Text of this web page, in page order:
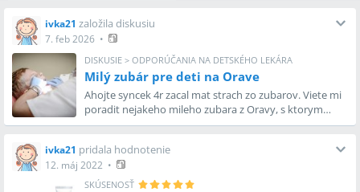
ivka21 založila diskusiu
7. feb 2026 •
DISKUSIE > ODPORÚČANIA NA DETSKÉHO LEKÁRA
Milý zubár pre deti na Orave
Ahojte syncek 4r zacal mat strach zo zubarov. Viete mi
poradit nejakeho mileho zubara z Oravy, s ktorym
mate skusenost.
ivka21 pridala hodnotenie
12. máj 2022 •
SKÚSENOSŤ